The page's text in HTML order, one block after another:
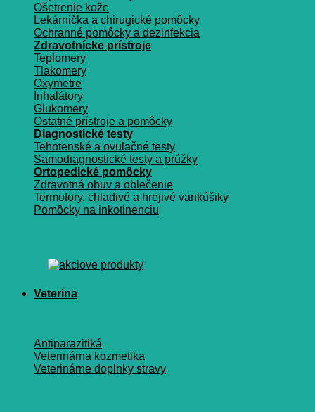
Ošetrenie kože
Lekárnička a chirugické pomôcky
Ochranné pomôcky a dezinfekcia
Zdravotnícke prístroje
Teplomery
Tlakomery
Oxymetre
Inhalátory
Glukomery
Ostatné prístroje a pomôcky
Diagnostické testy
Tehotenské a ovulačné testy
Samodiagnostické testy a prúžky
Ortopedické pomôcky
Zdravotná obuv a oblečenie
Termofory, chladivé a hrejivé vankúšiky
Pomôcky na inkotinenciu
Veterina
Antiparazitiká
Veterinárna kozmetika
Veterinárne doplnky stravy